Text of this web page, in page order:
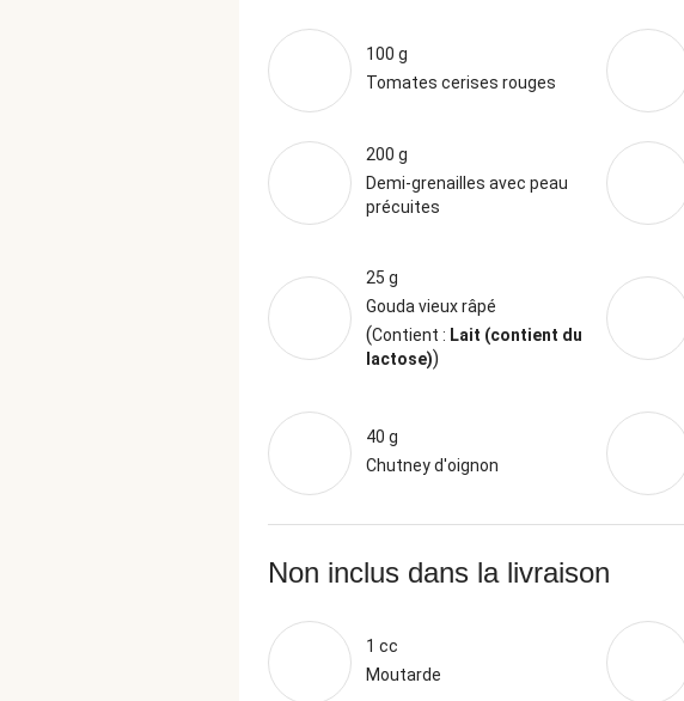
100 g
Tomates cerises rouges
200 g
Demi-grenailles avec peau
précuites
25 g
Gouda vieux râpé
(Contient : Lait (contient du
lactose))
40 g
Chutney d'oignon
Non inclus dans la livraison
1 cc
Moutarde